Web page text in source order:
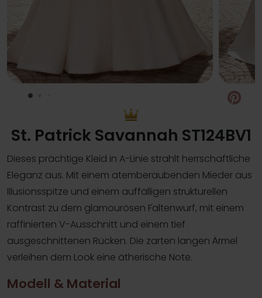
St. Patrick Savannah ST124BV1
Dieses prächtige Kleid in A-Linie strahlt herrschaftliche
Eleganz aus. Mit einem atemberaubenden Mieder aus
Illusionsspitze und einem auffälligen strukturellen
Kontrast zu dem glamourösen Faltenwurf, mit einem
raffinierten V-Ausschnitt und einem tief
ausgeschnittenen Rücken. Die zarten langen Ärmel
verleihen dem Look eine ätherische Note.
Modell & Material